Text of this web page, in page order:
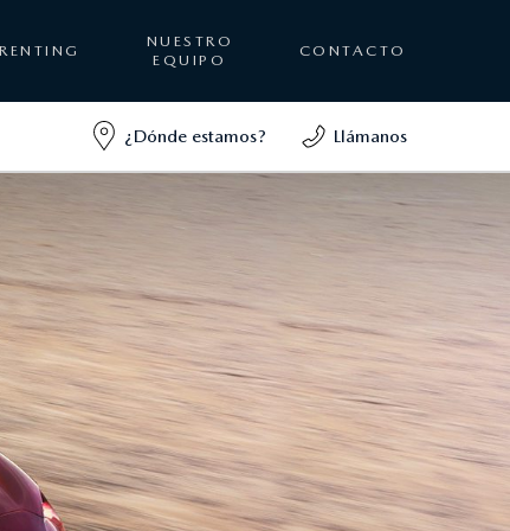
RENTING
NUESTRO
EQUIPO
CONTACTO
¿Dónde estamos? Llámanos